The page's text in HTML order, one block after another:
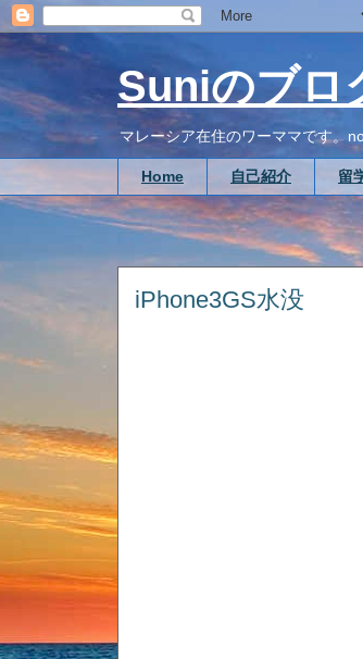
Suniのブロ
マレーシア在住のワーママです。
Home 自己紹介 留
iPhone3GS水没